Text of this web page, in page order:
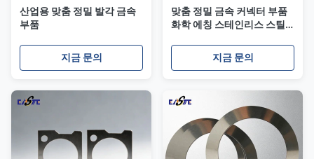
산업용 맞춤 정밀 발각 금속
부품
지금 문의
맞춤 정밀 금속 커넥터 부품
화학 에칭 스테인리스 스틸
지금 문의